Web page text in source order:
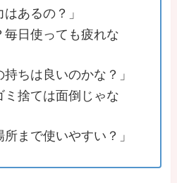
はあるの？」
毎日使っても疲れな
持ちは良いのかな？」
ミ捨ては面倒じゃな
所まで使いやすい？」